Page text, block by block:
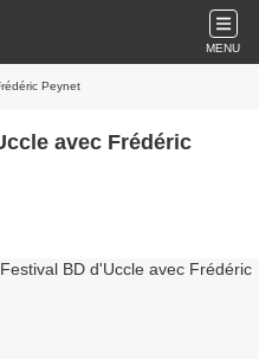
MENU
Peynet